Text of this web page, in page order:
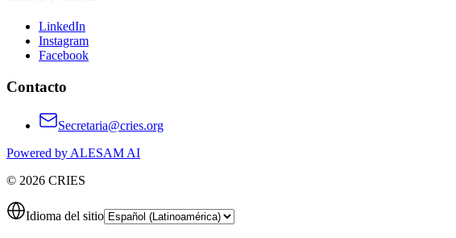
LinkedIn
Instagram
Facebook
Contacto
Secretaria@cries.org
Powered by ALESAM AI
© 2026 CRIES
Idioma del sitio